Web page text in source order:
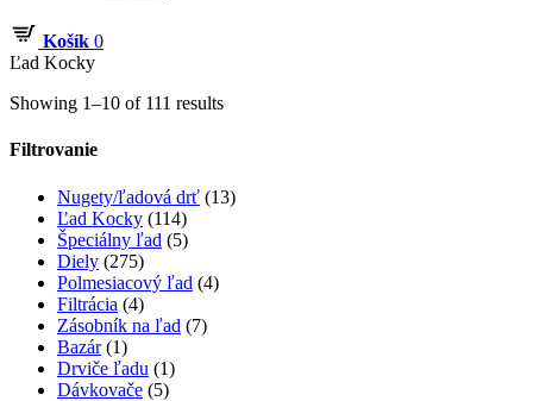
Košík 0
Ľad Kocky
Showing 1–10 of 111 results
Filtrovanie
Nugety/ľadová drť (13)
Ľad Kocky (114)
Špeciálny ľad (5)
Diely (275)
Polmesiacový ľad (4)
Filtrácia (4)
Zásobník na ľad (7)
Bazár (1)
Drviče ľadu (1)
Dávkovače (5)